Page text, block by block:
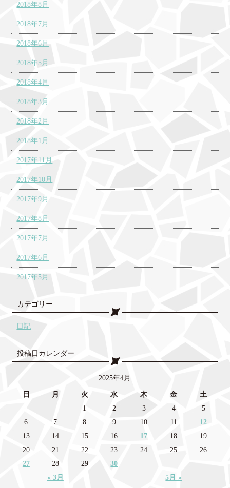
2018年8月
2018年7月
2018年6月
2018年5月
2018年4月
2018年3月
2018年2月
2018年1月
2017年11月
2017年10月
2017年9月
2017年8月
2017年7月
2017年6月
2017年5月
カテゴリー
日記
投稿日カレンダー
2025年4月
日 月 火 水 木 金 土
« 3月 5月 »
1 2 3 4
5
6
7 8 9 10 11
12
13
14 15 16 17 18
19
20
21 22 23 24 25
26
27
28 29 30